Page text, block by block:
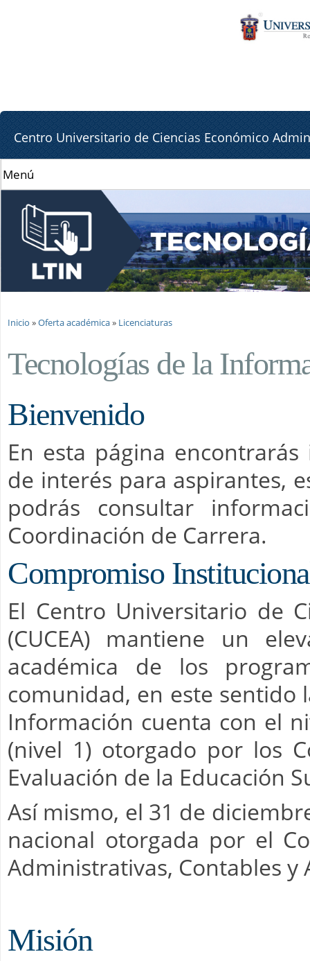
la
Centro Universitario de Ciencias Económico
Se encuentra usted aquí
Inicio »Oferta académica» Licenciaturas
Tecnologías de la
Bienvenido
En esta página
de interés para aspirantes,
podrás consultar
Coordinación de Carrera.
Compromiso
El Centro Universitario de
(CUCEA) mantiene un
académica de los
comunidad, en este sentido
Información cuenta con el
(nivel 1) otorgado por los
Evaluación de la Educación
Así mismo, el 31 de
nacional otorgada por el
Administrativas, Contables y
Misión